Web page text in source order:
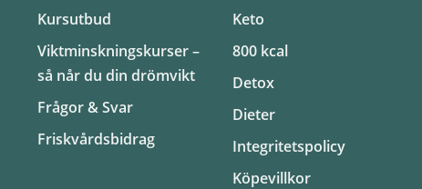
Kursutbud
Viktminskningskurser –
så når du din drömvikt
Frågor & Svar
Friskvårdsbidrag
Keto
800 kcal
Detox
Dieter
Integritetspolicy
Köpevillkor